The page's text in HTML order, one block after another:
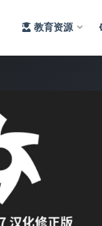
教育资源